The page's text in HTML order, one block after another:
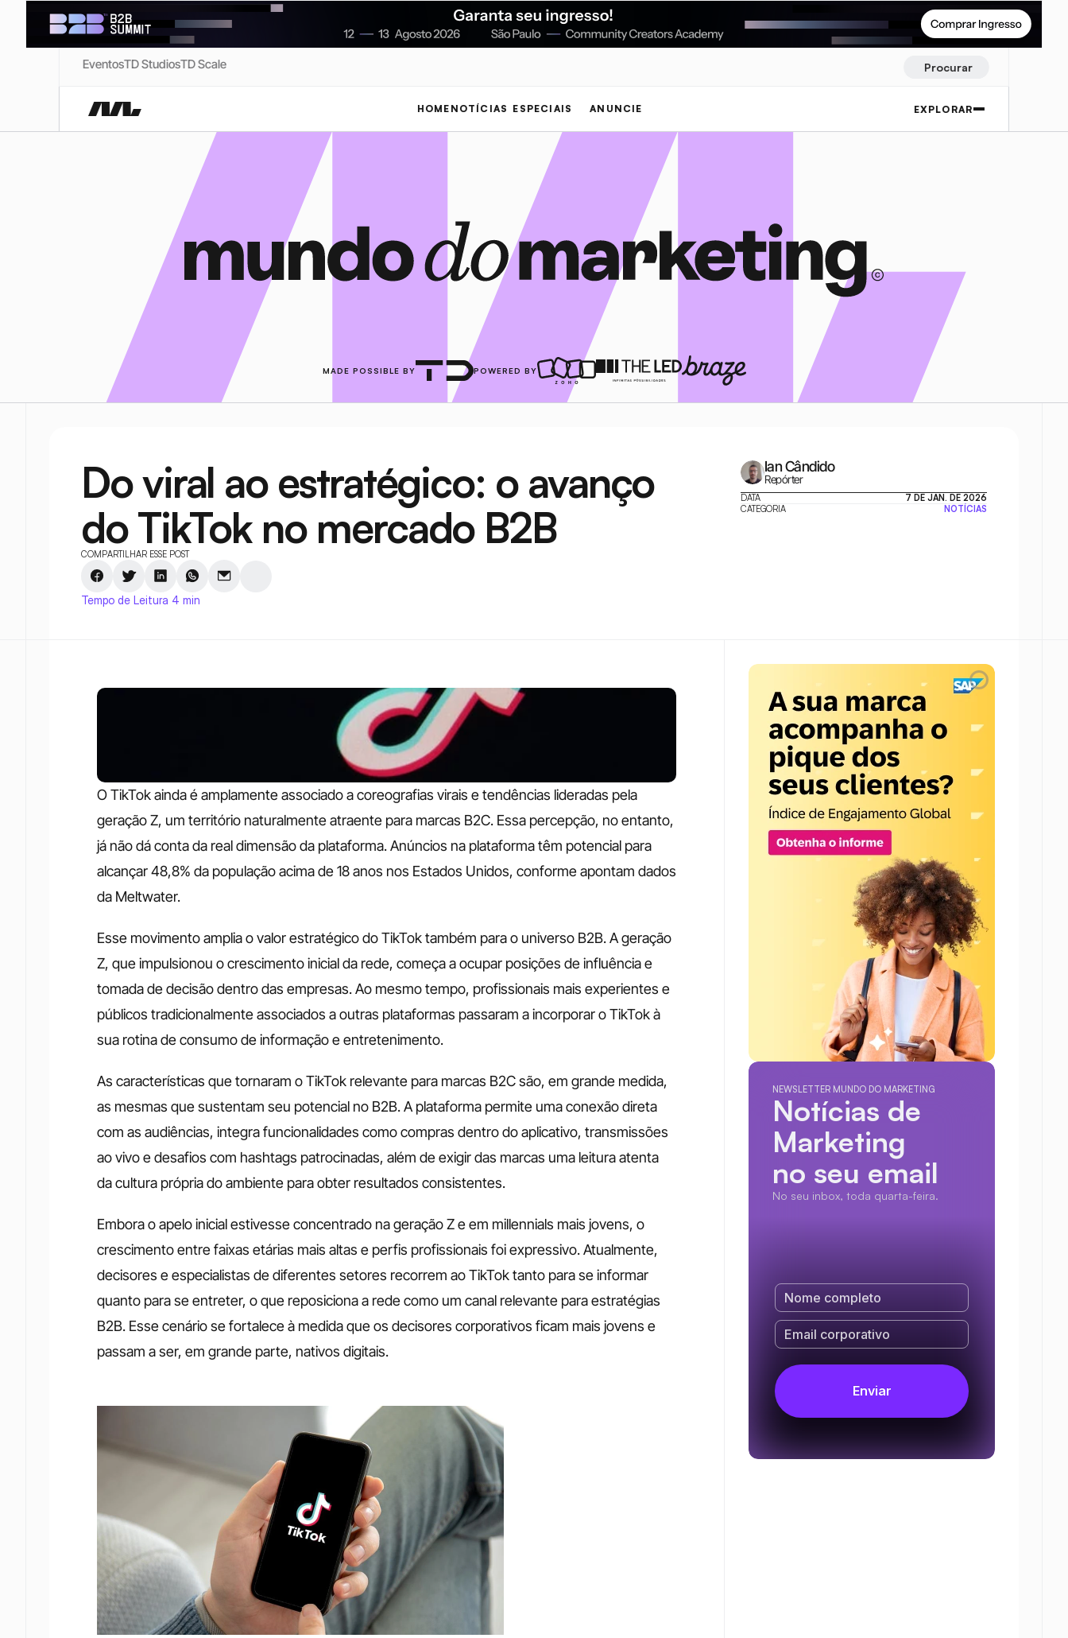
EventosTD StudiosTD Scale Procurar
HOME NOTÍCIAS ESPECIAIS ANUNCIE EXPLORAR
MADE POSSIBLE BY POWERED BY
Do viral ao estratégico: o avanço
do TikTok no mercado B2B
COMPARTILHAR ESSE POST
Tempo de Leitura 4 min
Ian Cândido
Repórter
DATA
7 DE JAN. DE 2026
CATEGORIA
NOTÍCIAS
O TikTok ainda é amplamente associado a coreografias virais e tendências lideradas pela
geração Z, um território naturalmente atraente para marcas B2C. Essa percepção, no entanto,
já não dá conta da real dimensão da plataforma. Anúncios na plataforma têm potencial para
alcançar 48,8% da população acima de 18 anos nos Estados Unidos, conforme apontam dados
da Meltwater.
Esse movimento amplia o valor estratégico do TikTok também para o universo B2B. A geração
Z, que impulsionou o crescimento inicial da rede, começa a ocupar posições de influência e
tomada de decisão dentro das empresas. Ao mesmo tempo, profissionais mais experientes e
públicos tradicionalmente associados a outras plataformas passaram a incorporar o TikTok à
sua rotina de consumo de informação e entretenimento.
As características que tornaram o TikTok relevante para marcas B2C são, em grande medida,
as mesmas que sustentam seu potencial no B2B. A plataforma permite uma conexão direta
com as audiências, integra funcionalidades como compras dentro do aplicativo, transmissões
ao vivo e desafios com hashtags patrocinadas, além de exigir das marcas uma leitura atenta
da cultura própria do ambiente para obter resultados consistentes.
Embora o apelo inicial estivesse concentrado na geração Z e em millennials mais jovens, o
crescimento entre faixas etárias mais altas e perfis profissionais foi expressivo. Atualmente,
decisores e especialistas de diferentes setores recorrem ao TikTok tanto para se informar
quanto para se entreter, o que reposiciona a rede como um canal relevante para estratégias
B2B. Esse cenário se fortalece à medida que os decisores corporativos ficam mais jovens e
passam a ser, em grande parte, nativos digitais.
NEWSLETTER MUNDO DO MARKETING
Notícias de
Marketing
no seu email
No seu inbox, toda quarta-feira.